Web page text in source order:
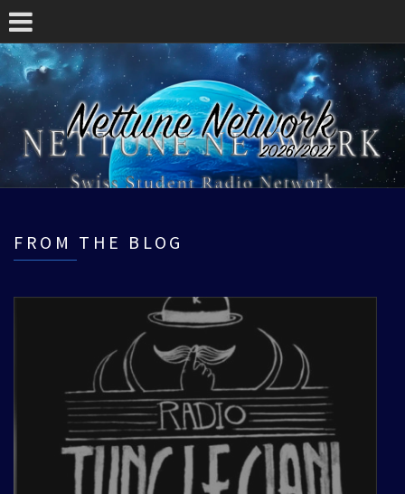
FROM THE BLOG